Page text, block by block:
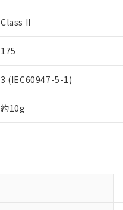
Class II
175
3 (IEC60947-5-1)
約10g